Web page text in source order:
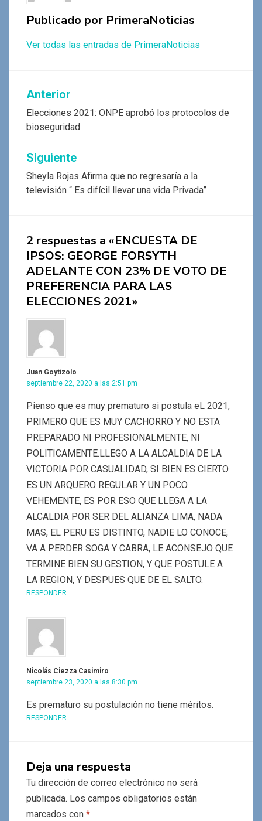
Publicado por PrimeraNoticias
Ver todas las entradas de PrimeraNoticias
Navegación
de
entradas
Anterior
Elecciones 2021: ONPE aprobó los protocolos de
bioseguridad
Siguiente
Sheyla Rojas Afirma que no regresaría a la
televisión “ Es difícil llevar una vida Privada”
2 respuestas a «ENCUESTA DE
IPSOS: GEORGE FORSYTH
ADELANTE CON 23% DE VOTO DE
PREFERENCIA PARA LAS
ELECCIONES 2021»
Juan Goytizolo
septiembre 22, 2020 a las 2:51 pm
Pienso que es muy prematuro si postula eL 2021,
PRIMERO QUE ES MUY CACHORRO Y NO ESTA
PREPARADO NI PROFESIONALMENTE, NI
POLITICAMENTE.LLEGO A LA ALCALDIA DE LA
VICTORIA POR CASUALIDAD, SI BIEN ES CIERTO
ES UN ARQUERO REGULAR Y UN POCO
VEHEMENTE, ES POR ESO QUE LLEGA A LA
ALCALDIA POR SER DEL ALIANZA LIMA, NADA
MAS, EL PERU ES DISTINTO, NADIE LO CONOCE,
VA A PERDER SOGA Y CABRA, LE ACONSEJO QUE
TERMINE BIEN SU GESTION, Y QUE POSTULE A
LA REGION, Y DESPUES QUE DE EL SALTO.
RESPONDER
Nicolás Ciezza Casimiro
septiembre 23, 2020 a las 8:30 pm
Es prematuro su postulación no tiene méritos.
RESPONDER
Deja una respuesta
Tu dirección de correo electrónico no será
publicada. Los campos obligatorios están
marcados con *